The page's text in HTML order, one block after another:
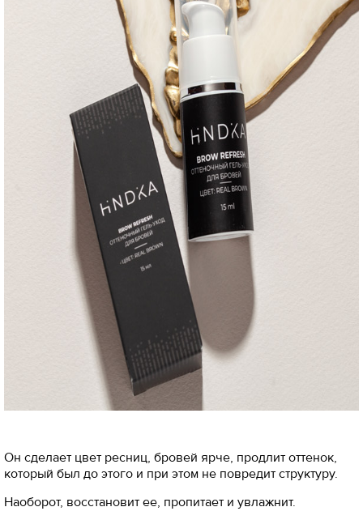
Он сделает цвет ресниц, бровей ярче, продлит оттенок,
который был до этого и при этом не повредит структуру.
Наоборот, восстановит ее, пропитает и увлажнит.